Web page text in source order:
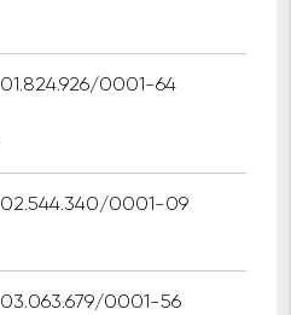
01.824.926/0001-64
02.544.340/0001-09
03.063.679/0001-56